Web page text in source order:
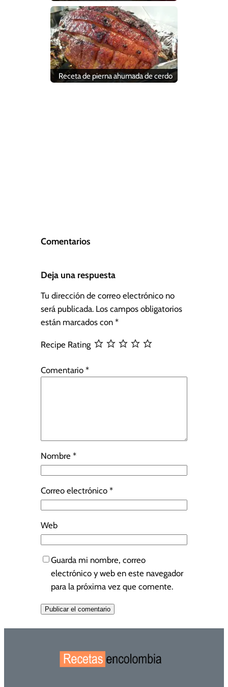
Receta de pierna ahumada de cerdo
Comentarios
Deja una respuesta
Tu dirección de correo electrónico no
será publicada. Los campos obligatorios
están marcados con *
Recipe Rating
Comentario *
Nombre *
Correo electrónico *
Web
Guarda mi nombre, correo
electrónico y web en este navegador
para la próxima vez que comente.